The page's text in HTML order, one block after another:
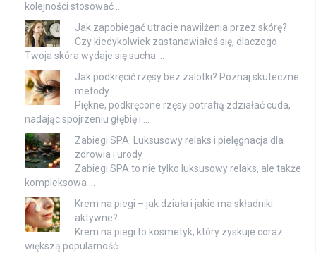
kolejności stosować …
Jak zapobiegać utracie nawilżenia przez skórę?
Czy kiedykolwiek zastanawiałeś się, dlaczego
Twoja skóra wydaje się sucha …
Jak podkręcić rzęsy bez zalotki? Poznaj skuteczne
metody
Piękne, podkręcone rzęsy potrafią zdziałać cuda,
nadając spojrzeniu głębię i …
Zabiegi SPA: Luksusowy relaks i pielęgnacja dla
zdrowia i urody
Zabiegi SPA to nie tylko luksusowy relaks, ale także
kompleksowa …
Krem na piegi – jak działa i jakie ma składniki
aktywne?
Krem na piegi to kosmetyk, który zyskuje coraz
większą popularność …